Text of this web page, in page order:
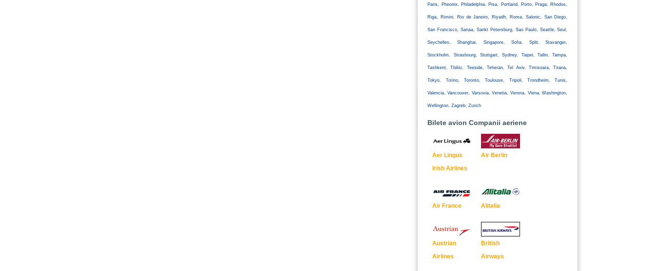
Paris, Pheonix, Philadelphia, Pisa, Portland, Porto, Praga, Rhodos,
Riga, Rimini, Rio de Janeiro, Riyadh, Roma, Salonic, San Diego,
San Francisco, Sanaa, Sankt Petersburg, Sao Paulo, Seattle, Seul,
Seychelles, Shanghai, Singapore, Sofia, Split, Stavanger,
Stockholm, Strasbourg, Stuttgart, Sydney, Taipei, Tallin, Tampa,
Tashkent, Tbilisi, Teeside, Teheran, Tel Aviv, Timisoara, Tirana,
Tokyo, Torino, Toronto, Toulouse, Tripoli, Trondheim, Tunis,
Valencia, Vancouver, Varsovia, Venetia, Verona, Viena, Washington,
Wellington, Zagreb, Zurich
Bilete avion Companii aeriene
Aer Lingus
Irish Airlines
Air Berlin
Air France Alitalia
Austrian
Airlines
British
Airways